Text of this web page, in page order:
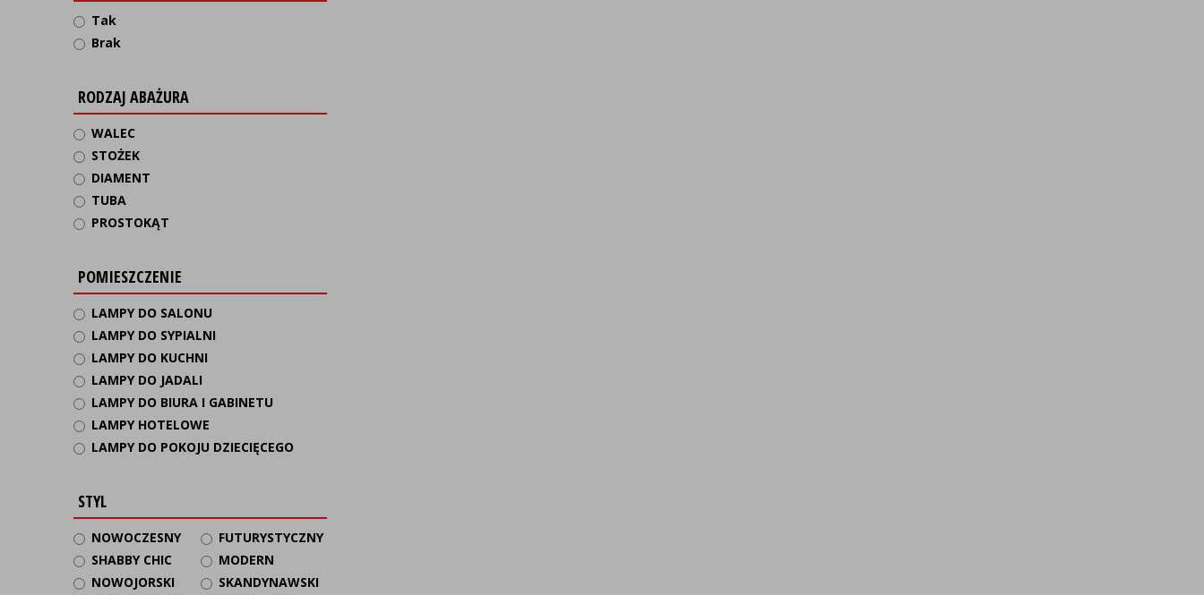
Tak
Brak
RODZAJ ABAŻURA
WALEC
STOŻEK
DIAMENT
TUBA
PROSTOKĄT
POMIESZCZENIE
LAMPY DO SALONU
LAMPY DO SYPIALNI
LAMPY DO KUCHNI
LAMPY DO JADALI
LAMPY DO BIURA I GABINETU
LAMPY HOTELOWE
LAMPY DO POKOJU DZIECIĘCEGO
STYL
NOWOCZESNY
FUTURYSTYCZNY
SHABBY CHIC
MODERN
NOWOJORSKI
SKANDYNAWSKI